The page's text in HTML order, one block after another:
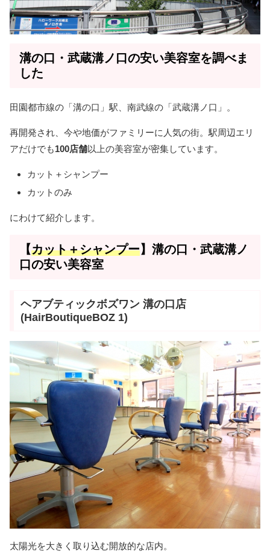
溝の口・武蔵溝ノ口の安い美容室を調べま
した
田園都市線の「溝の口」駅、南武線の「武蔵溝ノ口」。
再開発され、今や地価がファミリーに人気の街。駅周辺エリ
アだけでも100店舗以上の美容室が密集しています。
カット＋シャンプー
カットのみ
にわけて紹介します。
【カット＋シャンプー】溝の口・武蔵溝ノ
口の安い美容室
ヘアブティックボズワン 溝の口店
(HairBoutiqueBOZ 1)
太陽光を大きく取り込む開放的な店内。